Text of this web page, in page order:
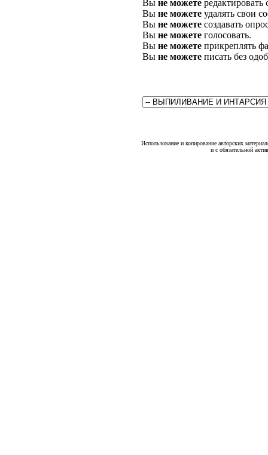
Вы не можете
Вы не можете удалять свои
Вы не можете создавать
Вы не можете голосовать.
Вы не можете прикреплять
Вы не можете писать без
Использование и копирование авторских
и с обязательной